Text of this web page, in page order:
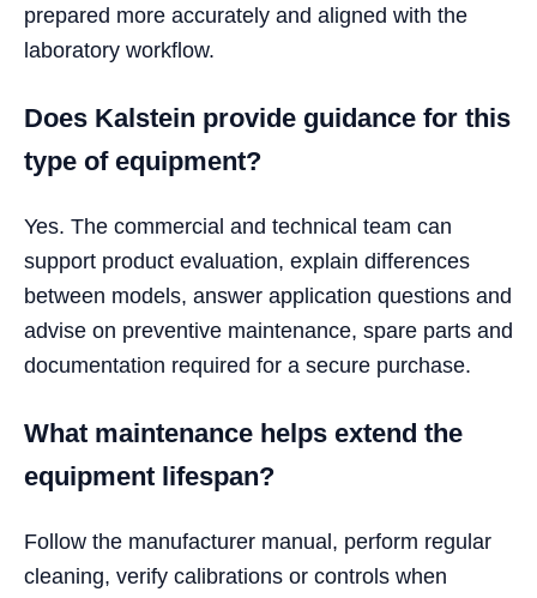
prepared more accurately and aligned with the
laboratory workflow.
Does Kalstein provide guidance for this
type of equipment?
Yes. The commercial and technical team can
support product evaluation, explain differences
between models, answer application questions and
advise on preventive maintenance, spare parts and
documentation required for a secure purchase.
What maintenance helps extend the
equipment lifespan?
Follow the manufacturer manual, perform regular
cleaning, verify calibrations or controls when